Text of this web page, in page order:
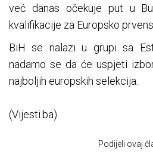
već danas očekuje put u
kvalifikacije za Europsko
BiH se nalazi u grupi sa
nadamo se da će uspjeti
najboljih europskih selekcija.
(Vijesti.ba)
Podijeli ovaj